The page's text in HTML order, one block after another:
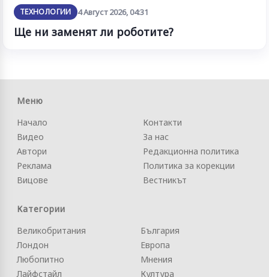
ТЕХНОЛОГИИ 4 Август 2026, 04:31
Ще ни заменят ли роботите?
Меню
Начало
Видео
Автори
Реклама
Вицове
Контакти
За нас
Редакционна политика
Политика за корекции
Вестникът
Категории
Великобритания
Лондон
Любопитно
Лайфстайл
България
Европа
Мнения
Култура